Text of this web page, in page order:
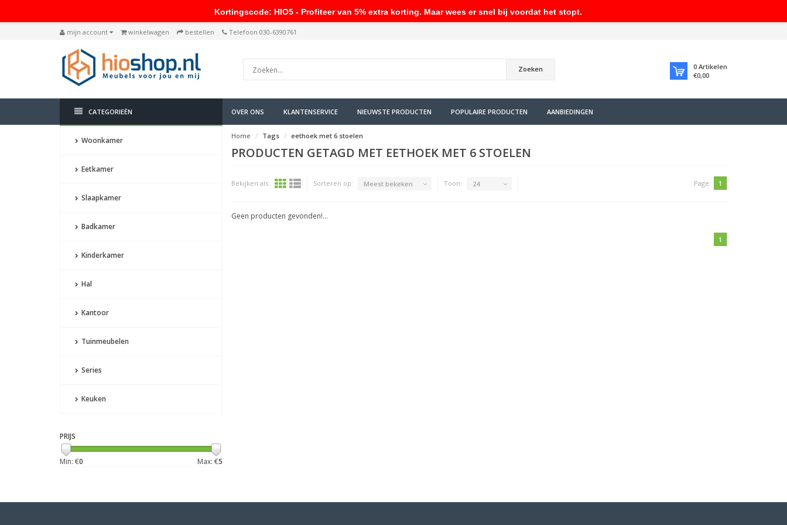
mijn account winkelwagen bestellen Telefoon 030-6390761
Zoeken 0 Artikelen
€0,00
CATEGORIEËN OVER ONS KLANTENSERVICE NIEUWSTE PRODUCTEN POPULAIRE PRODUCTEN AANBIEDINGEN
Woonkamer
Eetkamer
Slaapkamer
Badkamer
Kinderkamer
Hal
Kantoor
Tuinmeubelen
Series
Keuken
PRIJS
Min: €0 Max: €5
Home Tags eethoek met 6 stoelen
PRODUCTEN GETAGD MET EETHOEK MET 6 STOELEN
Bekijken als: Sorteren op: Meest bekeken Toon: 24 Page: 1
Geen producten gevonden!...
1
Kortingscode: HIO5 - Profiteer van 5% extra korting. Maar wees er snel bij voordat het stopt.